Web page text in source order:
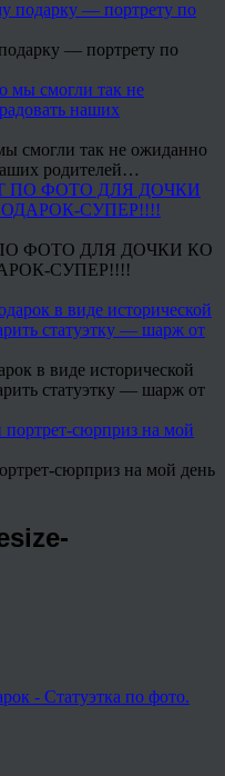
— портрету по
смогли так не ожиданно
родителей…
ФОТО ДЛЯ ДОЧКИ КО
СУПЕР!!!!
в виде исторической
статуэтку — шарж от
сюрприз на мой день
- Статуэтка по фото.